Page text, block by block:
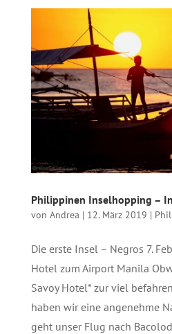
Philippinen Inselhopping –
von Andrea | 12. März 2019 |
Die erste Insel – Negros 7.
Hotel zum Airport Manila
Savoy Hotel* zur viel
haben wir eine angenehme
geht unser Flug nach